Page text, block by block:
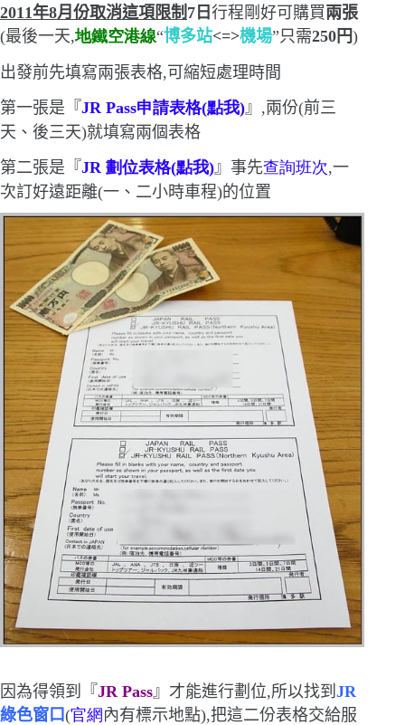
2011年8月份取消這項限制7 日 行程剛好可購買兩張
(最後一天,地鐵空港線“博多站<=>機場”只需250円)
出發前先填寫兩張表格,可縮短處理時間
第一張是『JR Pass申請表格(點我) 』,兩份(前三
天、後三天)就填寫兩個表格
第二張是『JR 劃位表格(點我) 』 事先查詢班次,一
次訂好遠距離(一、二小時車程)的位置
因為得領到『JR Pass 』才能進行劃位,所以找到 JR
綠色窗口(官網內有標示地點),把這二份表格交給服